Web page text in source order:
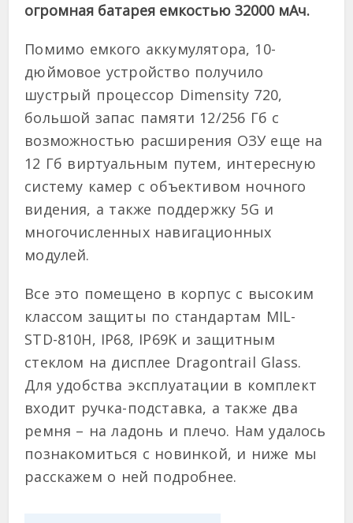
огромная батарея емкостью 32000 мАч.
Помимо емкого аккумулятора, 10-
дюймовое устройство получило
шустрый процессор Dimensity 720,
большой запас памяти 12/256 Гб с
возможностью расширения ОЗУ еще на
12 Гб виртуальным путем, интересную
систему камер с объективом ночного
видения, а также поддержку 5G и
многочисленных навигационных
модулей.
Все это помещено в корпус с высоким
классом защиты по стандартам MIL-
STD-810H, IP68, IP69K и защитным
стеклом на дисплее Dragontrail Glass.
Для удобства эксплуатации в комплект
входит ручка-подставка, а также два
ремня – на ладонь и плечо. Нам удалось
познакомиться с новинкой, и ниже мы
расскажем о ней подробнее.